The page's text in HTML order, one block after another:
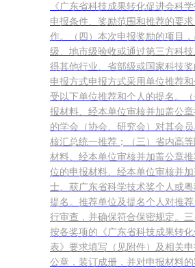
《广东省科技成果转化促进会科
申报条件、奖励范围和推荐的要
作。（四）本次申报奖励的项目
级、地市级验收或通过第三方科
得其他行业、省部级或国家科技奖
申报方式申报方式采用单位推荐
受以下单位推荐和个人的提名。
报材料、经本单位审核并加盖公
的学会（协会、研究会）对其会
核汇总统一推荐；（三）省内高
材料、经本单位审核并加盖公章
位的申报材料、经本单位审核并
士、获广东省科学技术奖个人或
提名。推荐单位及提名个人对推
行审查，并确保符合保密规定。
按各奖项的《广东省科技成果转
表》要求填写（见附件）及相关
公章，装订成册，并对申报材料的